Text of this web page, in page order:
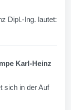
Dipl.-Ing. lautet:
Karl-Heinz
sich in der Auf